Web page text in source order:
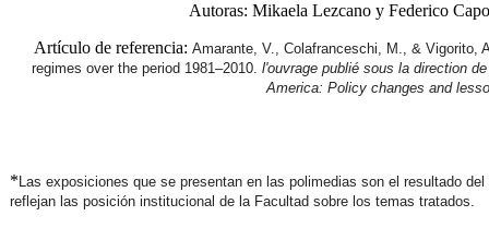
Autoras: Mikaela Lezcano y Federico
Artículo de referencia: Amarante, V., Colafranceschi, M., & Vigorito,
regimes over the period 1981–2010. l'ouvrage publié sous la direction
America: Policy changes and
* Las exposiciones que se presentan en las polimedias son el resultado
reflejan las posición institucional de la Facultad sobre los temas tratados.